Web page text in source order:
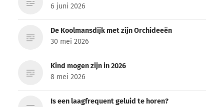
6 juni 2026
De Koolmansdijk met zijn Orchideeën
30 mei 2026
Kind mogen zijn in 2026
8 mei 2026
Is een laagfrequent geluid te horen?